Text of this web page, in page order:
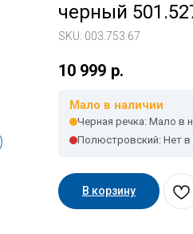
черный
SKU: 003.753.67
10 999 р.
Мало в наличии
Черная речка: Мало в
Полюстровский: Нет в
В корзину